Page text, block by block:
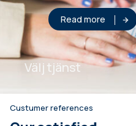
Read more
Välj tjänst
Custumer references